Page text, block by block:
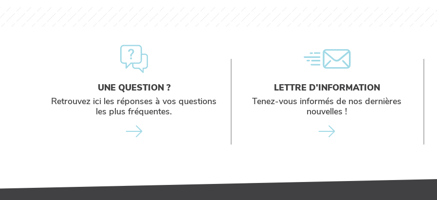
UNE QUESTION ?
Retrouvez ici les réponses à vos questions
les plus fréquentes.
LETTRE D'INFORMATION
Tenez-vous informés de nos dernières
nouvelles !